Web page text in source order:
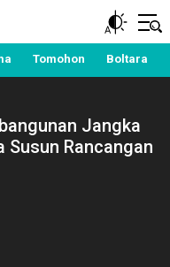
Kawanua, Politik,
dan Nasional
Tomohon Boltara
Jangka
Susun Rancangan